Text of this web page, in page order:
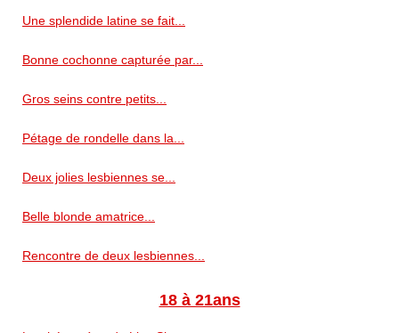
Une splendide latine se fait...
Bonne cochonne capturée par...
Gros seins contre petits...
Pétage de rondelle dans la...
Deux jolies lesbiennes se...
Belle blonde amatrice...
Rencontre de deux lesbiennes...
18 à 21ans